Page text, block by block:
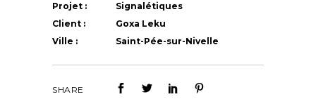
Projet :
Signalétiques
Client :
Goxa Leku
Ville :
Saint-Pée-sur-Nivelle
SHARE